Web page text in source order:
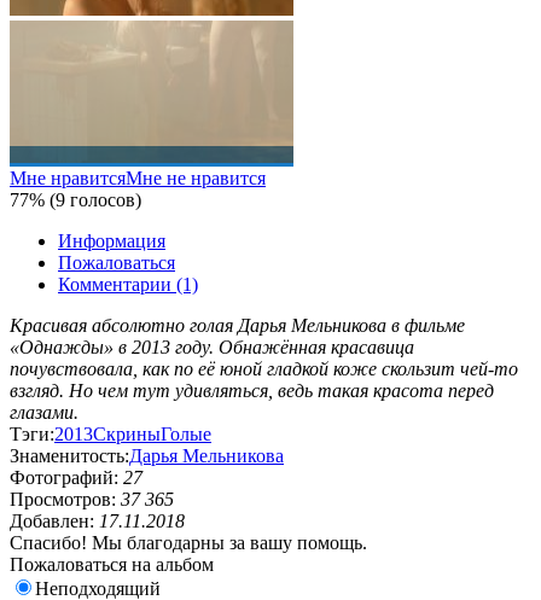
Мне нравитсяМне не нравится
77% (9 голосов)
Информация
Пожаловаться
Комментарии (1)
Красивая абсолютно голая Дарья Мельникова в фильме
«Однажды» в 2013 году. Обнажённая красавица
почувствовала, как по её юной гладкой коже скользит чей-то
взгляд. Но чем тут удивляться, ведь такая красота перед
глазами.
Тэги:2013СкриныГолые
Знаменитость:Дарья Мельникова
Фотографий: 27
Просмотров: 37 365
Добавлен: 17.11.2018
Спасибо! Мы благодарны за вашу помощь.
Пожаловаться на альбом
Неподходящий